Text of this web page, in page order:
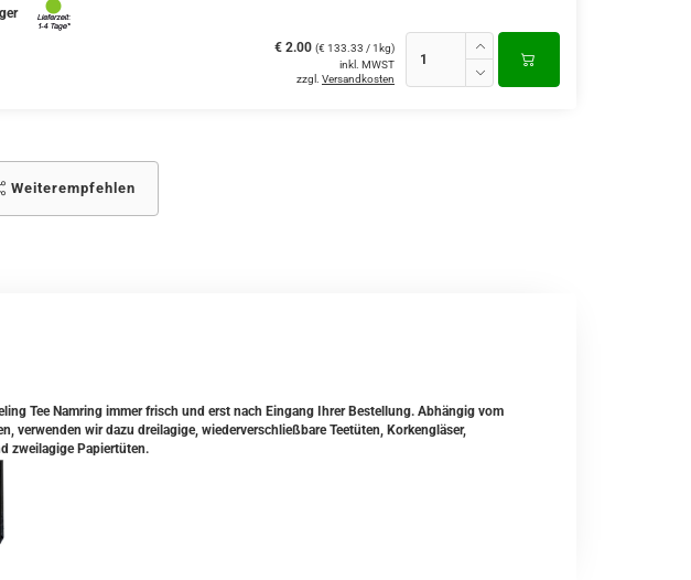
€ 2.00 (€ 133.33 / 1kg)
inkl. MWST
zzgl. Versandkosten
Weiterempfehlen
Tee Namring immer frisch und erst nach Eingang Ihrer Bestellung. Abhängig vom
verwenden wir dazu dreilagige, wiederverschließbare Teetüten, Korkengläser,
zweilagige Papiertüten.